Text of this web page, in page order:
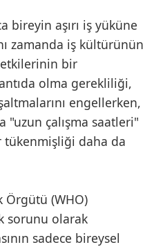
bireyin aşırı iş yüküne
zamanda iş kültürünün
etkilerinin bir
olma gerekliliği,
engellerken,
"uzun çalışma saatleri"
daha da
Örgütü (WHO)
sorunu olarak
sadece bireysel